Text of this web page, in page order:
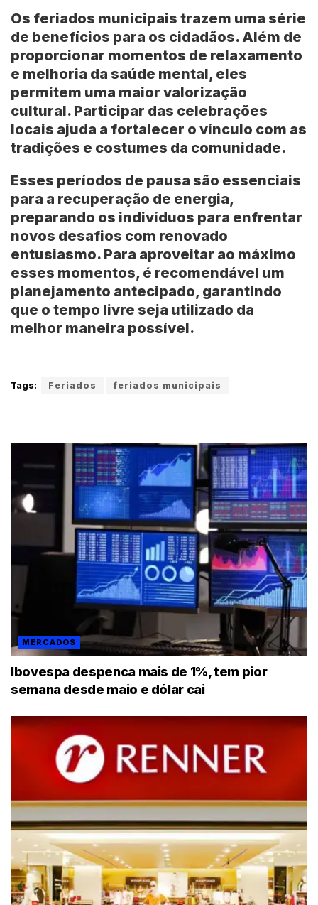
Os feriados municipais trazem uma série
de benefícios para os cidadãos. Além de
proporcionar momentos de relaxamento
e melhoria da saúde mental, eles
permitem uma maior valorização
cultural. Participar das celebrações
locais ajuda a fortalecer o vínculo com as
tradições e costumes da comunidade.
Esses períodos de pausa são essenciais
para a recuperação de energia,
preparando os indivíduos para enfrentar
novos desafios com renovado
entusiasmo. Para aproveitar ao máximo
esses momentos, é recomendável um
planejamento antecipado, garantindo
que o tempo livre seja utilizado da
melhor maneira possível.
Tags: Feriados feriados municipais
MERCADOS
Ibovespa despenca mais de 1%, tem pior
semana desde maio e dólar cai